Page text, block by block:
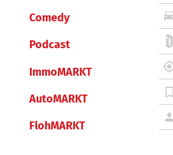
Comedy
Podcast
ImmoMARKT
AutoMARKT
FlohMARKT